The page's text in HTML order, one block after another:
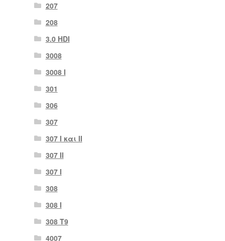
207
208
3.0 HDI
3008
3008 Ι
301
306
307
307 I και II
307 II
307 Ι
308
308 Ι
308 Τ9
4007